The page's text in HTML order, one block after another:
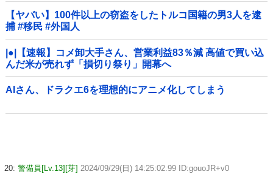
【ヤバい】100件以上の窃盗をしたトルコ国籍の男3人を逮
捕 #移民 #外国人
|●|【速報】コメ卸大手さん、営業利益83％減 高値で買い込
んだ米が売れず「損切り祭り」開幕へ
AIさん、ドラクエ6を理想的にアニメ化してしまう
20: 警備員[Lv.13][芽] 2024/09/29(日) 14:25:02.99 ID:gouoJR+v0